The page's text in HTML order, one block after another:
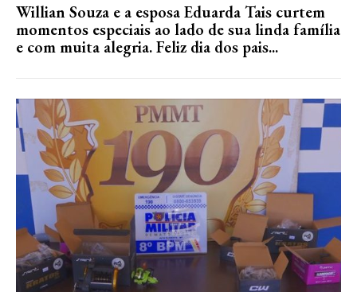
Willian Souza e a esposa Eduarda Tais curtem
momentos especiais ao lado de sua linda família
e com muita alegria. Feliz dia dos pais...